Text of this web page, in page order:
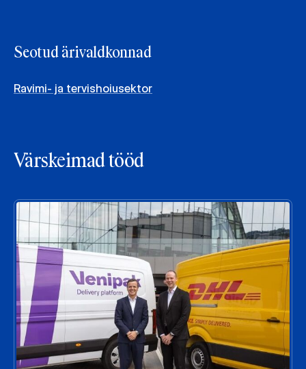
Seotud ärivaldkonnad
Ravimi- ja tervishoiusektor
Värskeimad tööd